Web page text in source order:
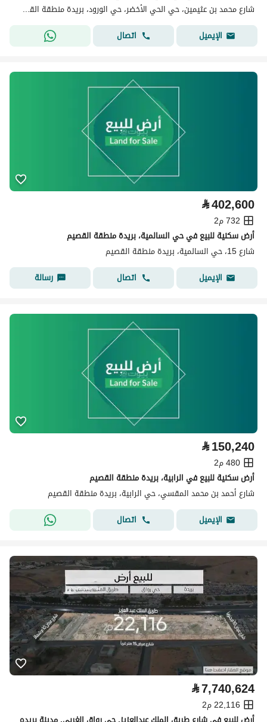
شارع محمد بن عثيمين، حي الحي الأخضر، حي الورود، بريدة منطقة القصيم
الإيميل
اتصال
⃁402,600
732 م2
أرض سكنية للبيع في حي السالمية، بريدة منطقة القصيم
شارع 15، حي السالمية، بريدة منطقة القصيم
الإيميل
اتصال رسالة
⃁150,240
480 م2
أرض سكنية للبيع في الرابية، بريدة منطقة القصيم
شارع أحمد بن محمد المقسي، حي الرابية، بريدة منطقة القصيم
الإيميل
اتصال
⃁7,740,624
22,116 م2